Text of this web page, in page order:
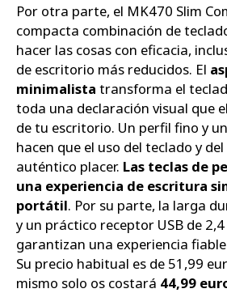
Por otra parte, el MK470 Slim
compacta combinación de
hacer las cosas con eficacia,
de escritorio más reducidos. El
minimalista transforma el
toda una declaración visual que
de tu escritorio. Un perfil fino y
hacen que el uso del teclado y
auténtico placer. Las teclas de
una experiencia de escritura
portátil. Por su parte, la larga
y un práctico receptor USB de
garantizan una experiencia
Su precio habitual es de 51,99
mismo solo os costará 44,99